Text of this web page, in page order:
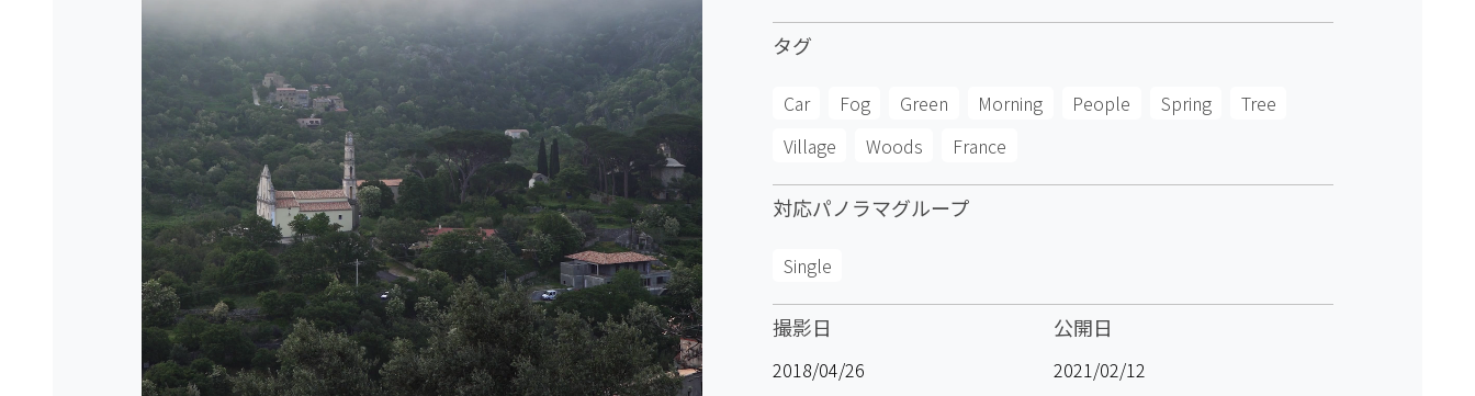
タグ
Car Fog Green Morning People Spring
Tree
Village
Woods France
対応パノラマグループ
Single
撮影日
2018/04/26
公開日
2021/02/12